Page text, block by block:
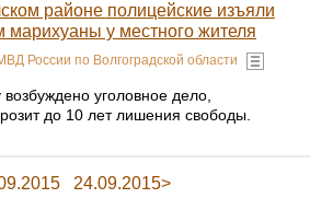
районе полицейские изъяли
марихуаны у местного жителя
России по Волгоградской области
уголовное дело,
до 10 лет лишения свободы.
24.09.2015>